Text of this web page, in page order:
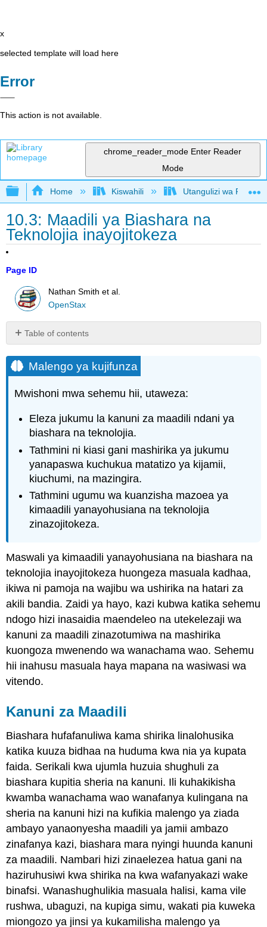
x
selected template will load here
Error
This action is not available.
chrome_reader_mode Enter Reader
Mode
Expand/collapse global hierarchy
Home Kiswahili Utangulizi wa
10.3: Maadili ya Biashara na
Teknolojia inayojitokeza
Page ID
Nathan Smith et al.
OpenStax
Table of contents
ya
kujifunza
Kanuni
za
wa
Kampuni
Maslahi
ya
Wanahisa
na
wadau
Usalama
Dhima
Kazi
yenye
maana
Matibabu
ya
ya
Wafanyakazi
katika
wa
Usawa
Hatua
ya
Uthibitisho
na
Teknolojia
zinazojitokeza
Malengo ya kujifunza
Mwishoni mwa sehemu hii, utaweza:
Eleza jukumu la kanuni za maadili ndani ya
biashara na teknolojia.
Tathmini ni kiasi gani mashirika ya jukumu
yanapaswa kuchukua matatizo ya kijamii,
kiuchumi, na mazingira.
Tathmini ugumu wa kuanzisha mazoea ya
kimaadili yanayohusiana na teknolojia
zinazojitokeza.
Maswali ya kimaadili yanayohusiana na biashara na
teknolojia inayojitokeza huongeza masuala kadhaa,
ikiwa ni pamoja na wajibu wa ushirika na hatari za
akili bandia. Zaidi ya hayo, kazi kubwa katika sehemu
ndogo hizi inasaidia maendeleo na utekelezaji wa
kanuni za maadili zinazotumiwa na mashirika
kuongoza mwenendo wa wanachama wao. Sehemu
hii inahusu masuala haya mapana na wasiwasi wa
vitendo.
Kanuni za Maadili
Biashara hufafanuliwa kama shirika linalohusika
katika kuuza bidhaa na huduma kwa nia ya kupata
faida. Serikali kwa ujumla huzuia shughuli za
biashara kupitia sheria na kanuni. Ili kuhakikisha
kwamba wanachama wao wanafanya kulingana na
sheria na kanuni hizi na kufikia malengo ya ziada
ambayo yanaonyesha maadili ya jamii ambazo
zinafanya kazi, biashara mara nyingi huunda kanuni
za maadili. Nambari hizi zinaelezea hatua gani na
haziruhusiwi kwa shirika na kwa wafanyakazi wake
binafsi. Wanashughulikia masuala halisi, kama vile
rushwa, ubaguzi, na kupiga simu, wakati pia kuweka
miongozo ya jinsi ya kukamilisha malengo ya